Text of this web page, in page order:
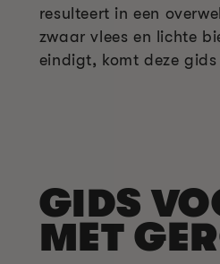
resulteert in een
zwaar vlees en lichte
eindigt, komt deze
GIDS
MET